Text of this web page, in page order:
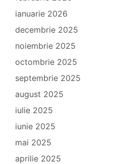
ianuarie 2026
decembrie 2025
noiembrie 2025
octombrie 2025
septembrie 2025
august 2025
iulie 2025
iunie 2025
mai 2025
aprilie 2025